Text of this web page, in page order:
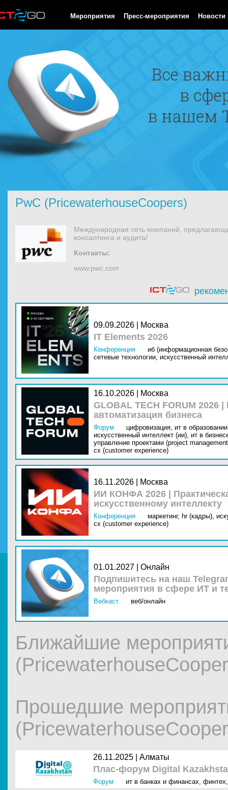
Мероприятия Пресс-мероприятия Новости
PwC (PricewaterhouseCoopers)
Международная сеть компаний,
консалтинга и аудита/
Контакты:
www.pwc.com
09.09.2026 | Москва
IT Elements 2026
Конференция
иб (информационная
сетевые технологии, искусственный
16.10.2026 | Москва
GLOBAL TECH FORUM
автоматизация бизнеса
Форум цифровизация, ит в
искусственный интеллект (ии), ит в
управление проектами (project
cx (customer experience)
16.11.2026 | Москва
ИИ КОНФА 2026 |
искусственному интеллекту
Конференция маркетинг, hr (кадры),
cx (customer experience)
01.01.2027 | Онлайн
Подпишитесь на наш
мероприятия в сфере ИТ и
Вебкаст веб/онлайн
Ближайшие
Прошедшие
26.11.2025 | Алматы
Плас-форум Digital
Форум ит в банках и финансах, финтех